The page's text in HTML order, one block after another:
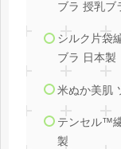
ブラ 授乳ブ
シルク片袋
ブラ 日本製
米ぬか美肌
テンセル™
製